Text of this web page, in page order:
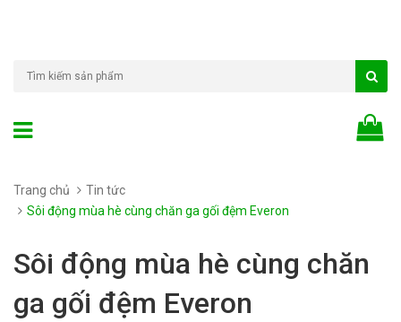
Trang chủ
Tin tức
Sôi động mùa hè cùng chăn ga gối đệm Everon
Sôi động mùa hè cùng chăn
ga gối đệm Everon